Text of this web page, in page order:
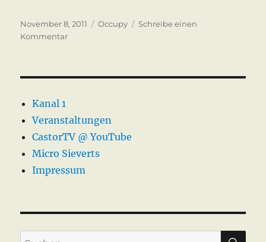
Veröffentlicht
am
November 8, 2011 Kategorien
Occupy
Schreibe einen
Kommentarzu
2011
Kanal 1
Veranstaltungen
CastorTV @ YouTube
Micro Sieverts
Impressum
Suche